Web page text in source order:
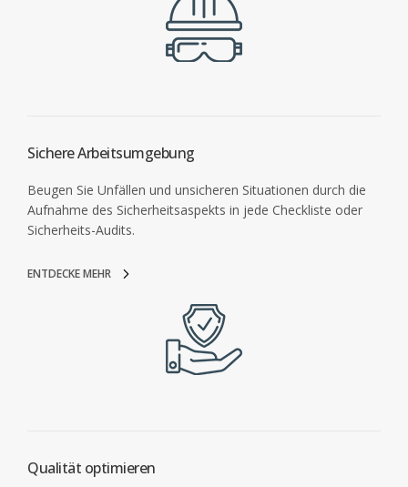
Sichere Arbeitsumgebung
Beugen Sie Unfällen und unsicheren Situationen durch die
Aufnahme des Sicherheitsaspekts in jede Checkliste oder
Sicherheits-Audits.
ENTDECKE MEHR
Qualität optimieren